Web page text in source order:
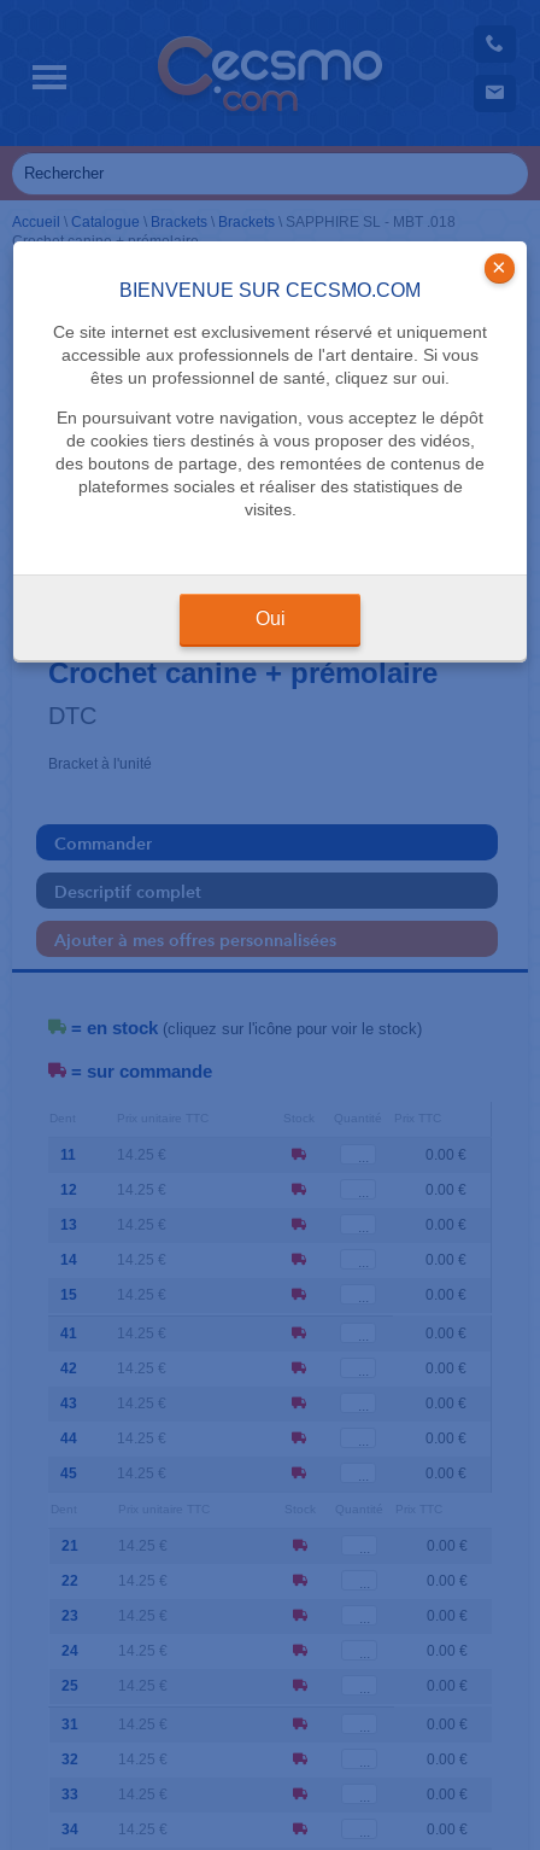
BIENVENUE SUR CECSMO.COM
Ce site internet est exclusivement réservé et uniquement
accessible aux professionnels de l'art dentaire. Si vous
êtes un professionnel de santé, cliquez sur oui.
En poursuivant votre navigation, vous acceptez le dépôt
de cookies tiers destinés à vous proposer des vidéos,
des boutons de partage, des remontées de contenus de
plateformes sociales et réaliser des statistiques de
visites.
×
Oui
Accueil \ Catalogue \ Brackets \ Brackets \ SAPPHIRE SL - MBT .018
Crochet canine + prémolaire
SAPPHIRE SL - MBT .018
Crochet canine + prémolaire
DTC
Bracket à l'unité
Commander
Descriptif complet
Ajouter à mes offres personnalisées
= en stock (cliquez sur l'icône pour voir le stock)
= sur commande
11 14.25 € 0.00 €
12 14.25 € 0.00 €
13 14.25 € 0.00 €
14 14.25 € 0.00 €
15 14.25 € 0.00 €
41 14.25 € 0.00 €
42 14.25 € 0.00 €
43 14.25 € 0.00 €
44 14.25 € 0.00 €
45 14.25 € 0.00 €
21 14.25 € 0.00 €
22 14.25 € 0.00 €
23 14.25 € 0.00 €
24 14.25 € 0.00 €
25 14.25 € 0.00 €
31 14.25 € 0.00 €
32 14.25 € 0.00 €
33 14.25 € 0.00 €
34 14.25 € 0.00 €